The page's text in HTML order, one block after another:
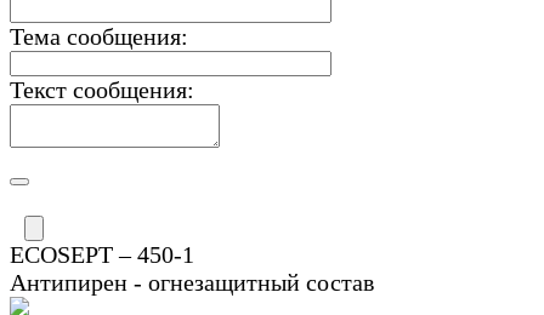
Тема сообщения:
Текст сообщения:
ECOSEPT – 450-1
Антипирен - огнезащитный состав